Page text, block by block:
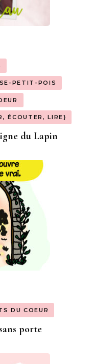
PETIT-POIS
ÉCOUTER, LIRE}
du Lapin
DU COEUR
porte